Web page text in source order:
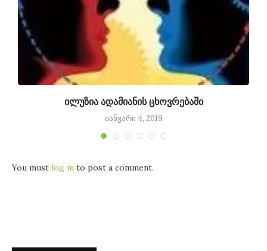
ილუზია ადამიანის ცხოვრებაში
იანვარი 4, 2019
You must log in to post a comment.